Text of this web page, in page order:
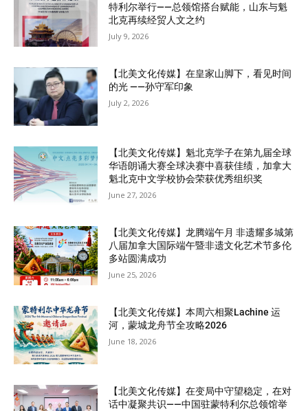
特利尔举行——总领馆搭台赋能，山东与魁
北克再续经贸人文之约
July 9, 2026
【北美文化传媒】在皇家山脚下，看见时间
的光 ——孙守军印象
July 2, 2026
【北美文化传媒】魁北克学子在第九届全球
华语朗诵大赛全球决赛中喜获佳绩，加拿大
魁北克中文学校协会荣获优秀组织奖
June 27, 2026
【北美文化传媒】龙腾端午月 非遗耀多城第
八届加拿大国际端午暨非遗文化艺术节多伦
多站圆满成功
June 25, 2026
【北美文化传媒】本周六相聚Lachine 运
河，蒙城龙舟节全攻略2026
June 18, 2026
【北美文化传媒】在变局中守望稳定，在对
话中凝聚共识——中国驻蒙特利尔总领馆举